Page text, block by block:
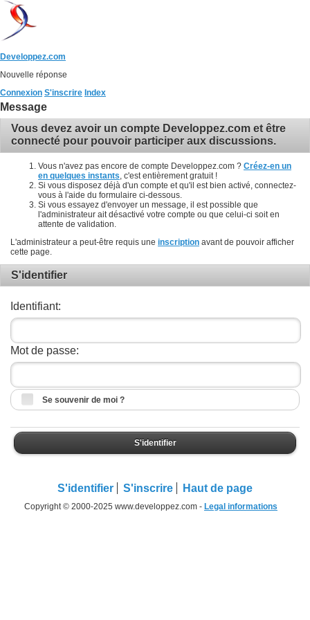
Developpez.com
Nouvelle réponse
Connexion S'inscrire Index
Message
Vous devez avoir un compte Developpez.com et être
connecté pour pouvoir participer aux discussions.
Vous n'avez pas encore de compte Developpez.com ? Créez-en un
en quelques instants , c'est entièrement gratuit !
Si vous disposez déjà d'un compte et qu'il est bien activé, connectez-
vous à l'aide du formulaire ci-dessous.
Si vous essayez d'envoyer un message, il est possible que
l'administrateur ait désactivé votre compte ou que celui-ci soit en
attente de validation.
L'administrateur a peut-être requis une inscription avant de pouvoir afficher
cette page.
S'identifier
Identifiant:
Mot de passe:
Se souvenir de moi ?
S'identifier
S'identifier S'inscrire Haut de page
Copyright © 2000-2025 www.developpez.com - Legal informations